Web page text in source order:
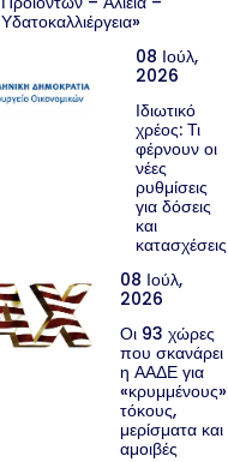
Υδατοκαλλιέργεια»
08 Ιούλ,
2026
Ιδιωτικό
χρέος: Τι
φέρνουν οι
νέες
ρυθμίσεις
για δόσεις
και
κατασχέσεις
08 Ιούλ,
2026
Οι 93 χώρες
που σκανάρει
η ΑΑΔΕ για
«κρυμμένους»
τόκους,
μερίσματα και
αμοιβές